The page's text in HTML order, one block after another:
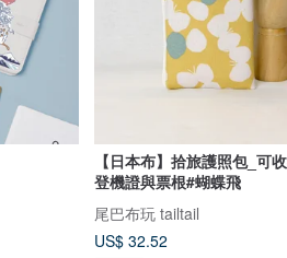
【日本布】拾旅護照包_可收
登機證與票根#蝴蝶飛
尾巴布玩 tailtail
US$ 32.52